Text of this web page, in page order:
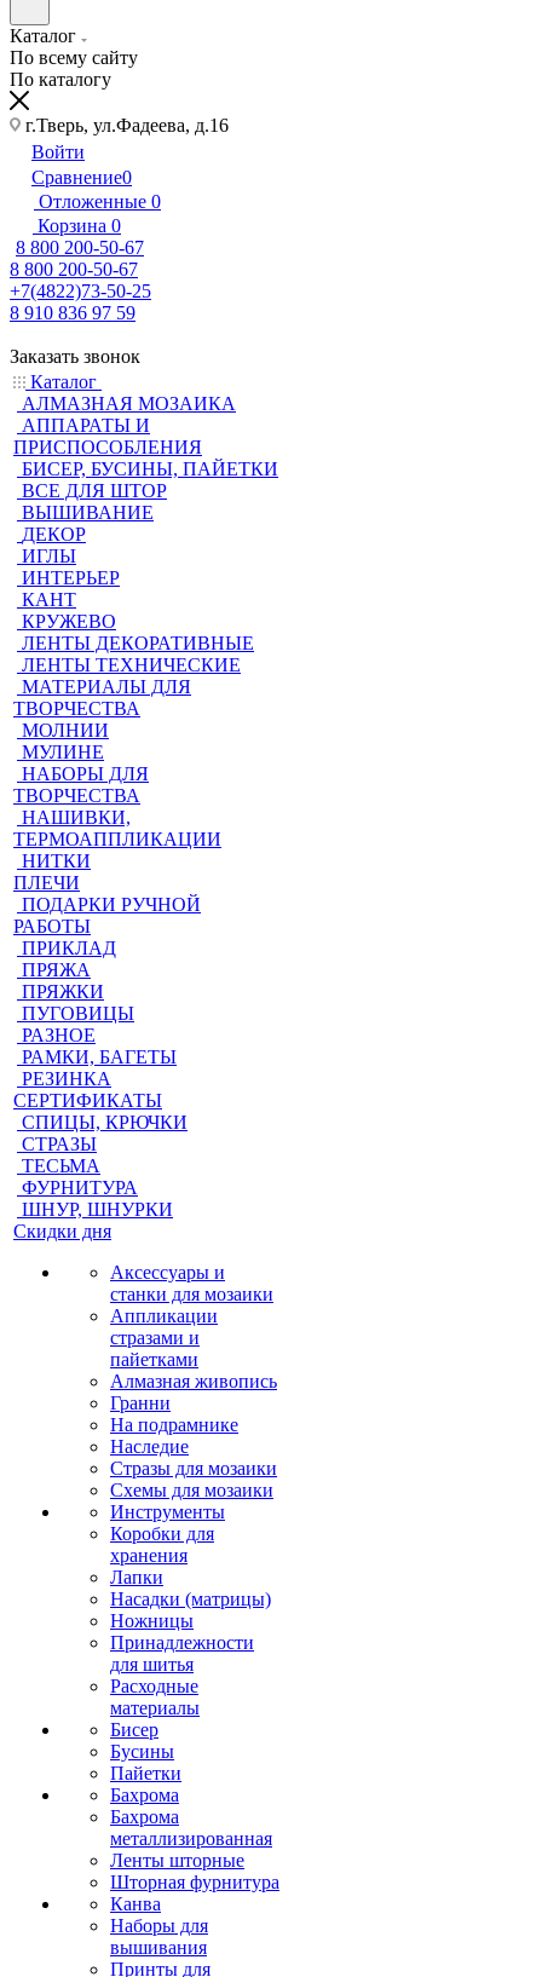
Каталог
По всему сайту
По каталогу
г.Тверь, ул.Фадеева, д.16
Войти
Сравнение0
Отложенные 0
Корзина 0
8 800 200-50-67
8 800 200-50-67
+7(4822)73-50-25
8 910 836 97 59
Заказать звонок
Каталог
АЛМАЗНАЯ МОЗАИКА
АППАРАТЫ И
ПРИСПОСОБЛЕНИЯ
БИСЕР, БУСИНЫ, ПАЙЕТКИ
ВСЕ ДЛЯ ШТОР
ВЫШИВАНИЕ
ДЕКОР
ИГЛЫ
ИНТЕРЬЕР
КАНТ
КРУЖЕВО
ЛЕНТЫ ДЕКОРАТИВНЫЕ
ЛЕНТЫ ТЕХНИЧЕСКИЕ
МАТЕРИАЛЫ ДЛЯ
ТВОРЧЕСТВА
МОЛНИИ
МУЛИНЕ
НАБОРЫ ДЛЯ
ТВОРЧЕСТВА
НАШИВКИ,
ТЕРМОАППЛИКАЦИИ
НИТКИ
ПЛЕЧИ
ПОДАРКИ РУЧНОЙ
РАБОТЫ
ПРИКЛАД
ПРЯЖА
ПРЯЖКИ
ПУГОВИЦЫ
РАЗНОЕ
РАМКИ, БАГЕТЫ
РЕЗИНКА
СЕРТИФИКАТЫ
СПИЦЫ, КРЮЧКИ
СТРАЗЫ
ТЕСЬМА
ФУРНИТУРА
ШНУР, ШНУРКИ
Скидки дня
Аксессуары и
станки для мозаики
Аппликации
стразами и
пайетками
Алмазная живопись
Гранни
На подрамнике
Наследие
Стразы для мозаики
Схемы для мозаики
Инструменты
Коробки для
хранения
Лапки
Насадки (матрицы)
Ножницы
Принадлежности
для шитья
Расходные
материалы
Бисер
Бусины
Пайетки
Бахрома
Бахрома
металлизированная
Ленты шторные
Шторная фурнитура
Канва
Наборы для
вышивания
Принты для